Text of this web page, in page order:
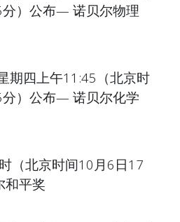
）公布— 诺贝尔物理
期四上午11:45（北京时
）公布— 诺贝尔化学
（北京时间10月6日17
平奖